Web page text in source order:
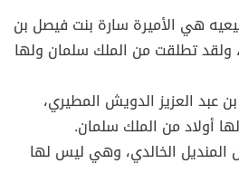
هي الأميرة سارة بنت فيصل بن
ولقد تطلقت من الملك سلمان ولها
عبد العزيز الدويش المطيري،
أولاد من الملك سلمان.
المنديل الخالدي، وهي ليس لها